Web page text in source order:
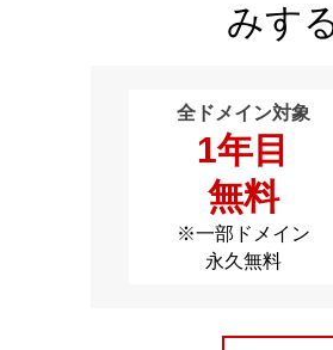
みす
全ドメイン対象
1年目
無料
※一部ドメイン
永久無料